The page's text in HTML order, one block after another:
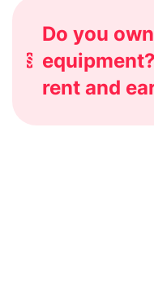
Do you
rent and